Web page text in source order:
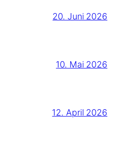
20. Juni 2026
10. Mai 2026
12. April 2026